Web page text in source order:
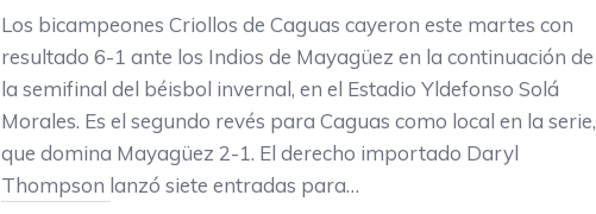
Los bicampeones Criollos de Caguas cayeron este martes con
resultado 6-1 ante los Indios de Mayagüez en la continuación de
la semifinal del béisbol invernal, en el Estadio Yldefonso Solá
Morales. Es el segundo revés para Caguas como local en la serie,
que domina Mayagüez 2-1. El derecho importado Daryl
Thompson lanzó siete entradas para…